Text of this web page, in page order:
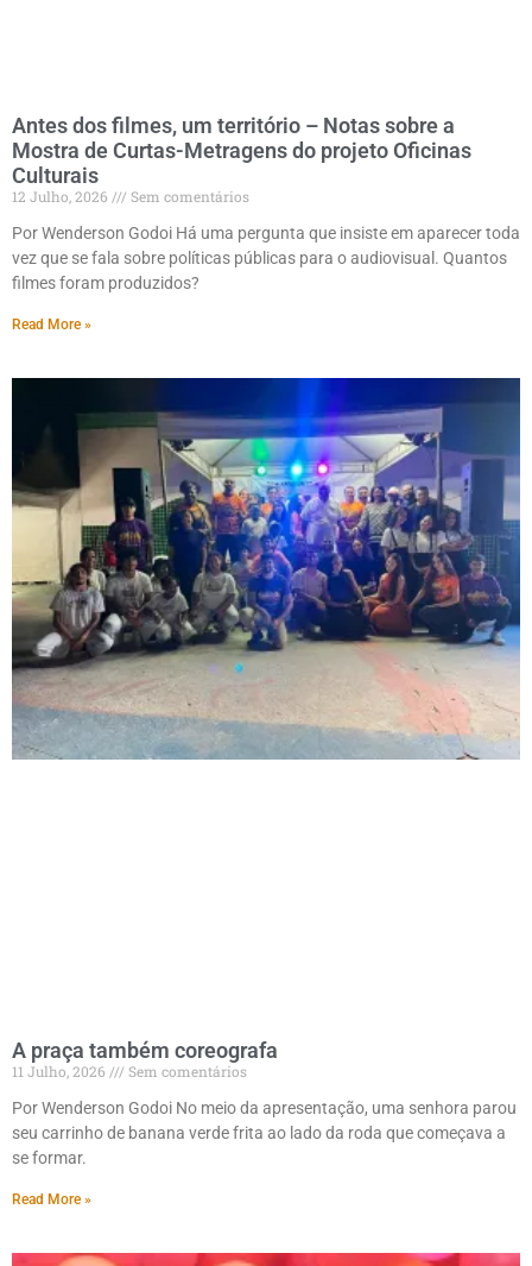
Antes dos filmes, um território – Notas sobre a
Mostra de Curtas-Metragens do projeto Oficinas
Culturais
12 Julho, 2026
Sem comentários
Por Wenderson Godoi Há uma pergunta que insiste em aparecer toda
vez que se fala sobre políticas públicas para o audiovisual. Quantos
filmes foram produzidos?
Read More »
A praça também coreografa
11 Julho, 2026
Sem comentários
Por Wenderson Godoi No meio da apresentação, uma senhora parou
seu carrinho de banana verde frita ao lado da roda que começava a
se formar.
Read More »